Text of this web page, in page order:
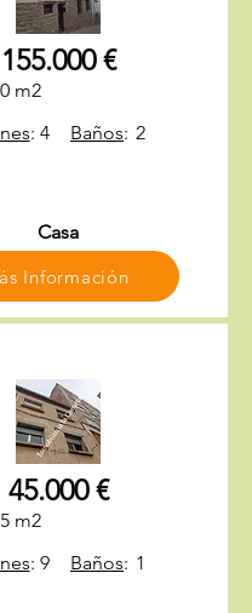
155.000 €
m2
: 4 Baños: 2
Casa
Información
45.000 €
m2
: 9 Baños: 1